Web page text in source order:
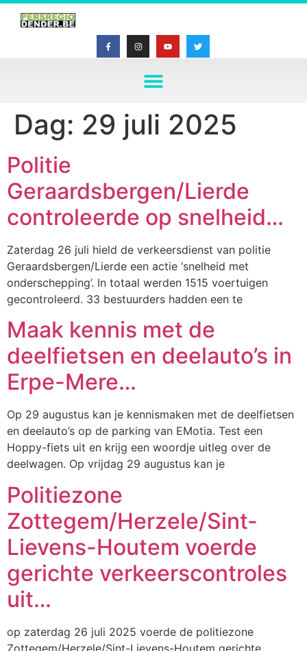
Dag: 29 juli 2025
Politie
Geraardsbergen/Lierde
controleerde op snelheid…
Zaterdag 26 juli hield de verkeersdienst van politie
Geraardsbergen/Lierde een actie ‘snelheid met
onderschepping’. In totaal werden 1515 voertuigen
gecontroleerd. 33 bestuurders hadden een te
Maak kennis met de
deelfietsen en deelauto’s in
Erpe-Mere…
Op 29 augustus kan je kennismaken met de deelfietsen
en deelauto’s op de parking van EMotia. Test een
Hoppy-fiets uit en krijg een woordje uitleg over de
deelwagen. Op vrijdag 29 augustus kan je
Politiezone
Zottegem/Herzele/Sint-
Lievens-Houtem voerde
gerichte verkeerscontroles
uit…
op zaterdag 26 juli 2025 voerde de politiezone
Zottegem/Herzele/Sint-Lievens-Houtem gerichte